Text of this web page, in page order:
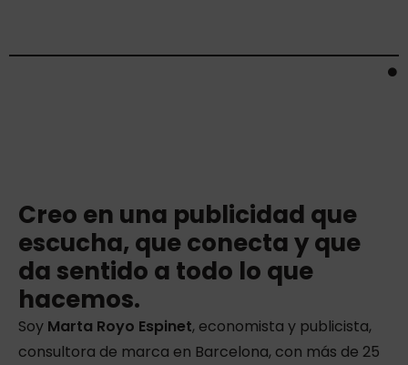
Creo en una publicidad que
escucha, que conecta y que
da sentido a todo lo que
hacemos.
Soy Marta Royo Espinet, economista y publicista,
consultora de marca en Barcelona, con más de 25